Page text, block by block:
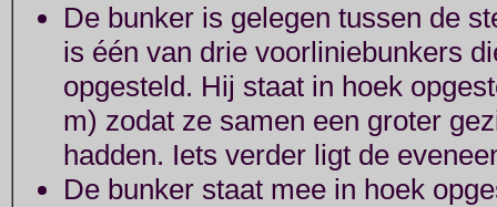
De bunker is gelegen tussen de
is één van drie voorliniebunkers
opgesteld. Hij staat in hoek
m) zodat ze samen een groter
hadden. Iets verder ligt de
De bunker staat mee in hoek